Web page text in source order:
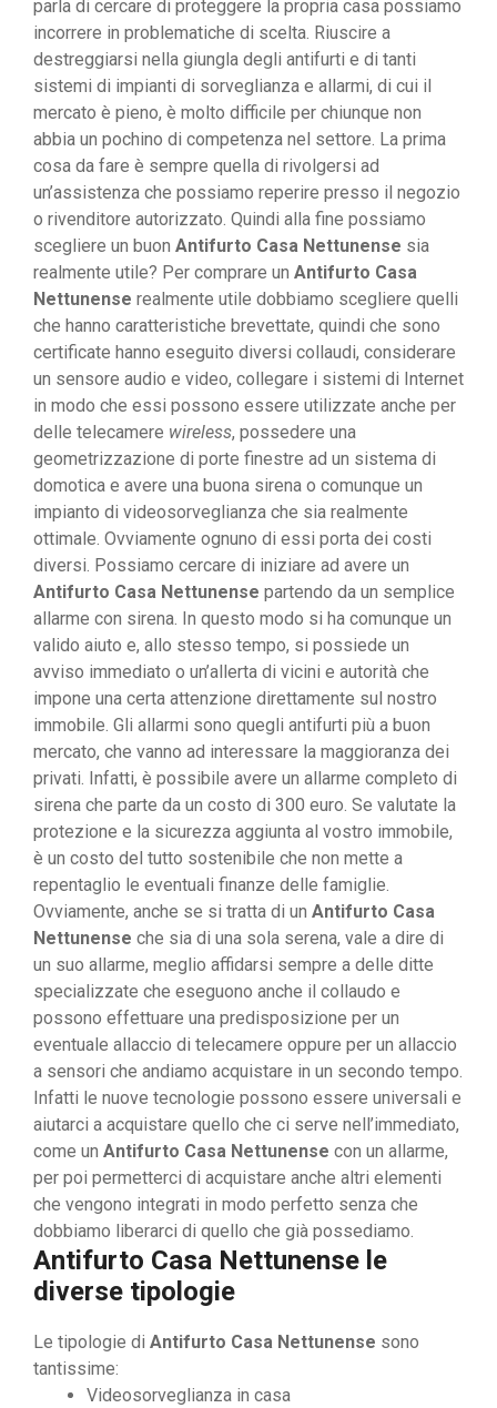
parla di cercare di proteggere la propria casa possiamo
incorrere in problematiche di scelta. Riuscire a
destreggiarsi nella giungla degli antifurti e di tanti
sistemi di impianti di sorveglianza e allarmi, di cui il
mercato è pieno, è molto difficile per chiunque non
abbia un pochino di competenza nel settore. La prima
cosa da fare è sempre quella di rivolgersi ad
un’assistenza che possiamo reperire presso il negozio
o rivenditore autorizzato. Quindi alla fine possiamo
scegliere un buon Antifurto Casa Nettunense sia
realmente utile? Per comprare un Antifurto Casa
Nettunense realmente utile dobbiamo scegliere quelli
che hanno caratteristiche brevettate, quindi che sono
certificate hanno eseguito diversi collaudi, considerare
un sensore audio e video, collegare i sistemi di Internet
in modo che essi possono essere utilizzate anche per
delle telecamere wireless, possedere una
geometrizzazione di porte finestre ad un sistema di
domotica e avere una buona sirena o comunque un
impianto di videosorveglianza che sia realmente
ottimale. Ovviamente ognuno di essi porta dei costi
diversi. Possiamo cercare di iniziare ad avere un
Antifurto Casa Nettunense partendo da un semplice
allarme con sirena. In questo modo si ha comunque un
valido aiuto e, allo stesso tempo, si possiede un
avviso immediato o un’allerta di vicini e autorità che
impone una certa attenzione direttamente sul nostro
immobile. Gli allarmi sono quegli antifurti più a buon
mercato, che vanno ad interessare la maggioranza dei
privati. Infatti, è possibile avere un allarme completo di
sirena che parte da un costo di 300 euro. Se valutate la
protezione e la sicurezza aggiunta al vostro immobile,
è un costo del tutto sostenibile che non mette a
repentaglio le eventuali finanze delle famiglie.
Ovviamente, anche se si tratta di un Antifurto Casa
Nettunense che sia di una sola serena, vale a dire di
un suo allarme, meglio affidarsi sempre a delle ditte
specializzate che eseguono anche il collaudo e
possono effettuare una predisposizione per un
eventuale allaccio di telecamere oppure per un allaccio
a sensori che andiamo acquistare in un secondo tempo.
Infatti le nuove tecnologie possono essere universali e
aiutarci a acquistare quello che ci serve nell’immediato,
come un Antifurto Casa Nettunense con un allarme,
per poi permetterci di acquistare anche altri elementi
che vengono integrati in modo perfetto senza che
dobbiamo liberarci di quello che già possediamo.
Antifurto Casa Nettunense le
diverse tipologie
Le tipologie di Antifurto Casa Nettunense sono
tantissime:
Videosorveglianza in casa